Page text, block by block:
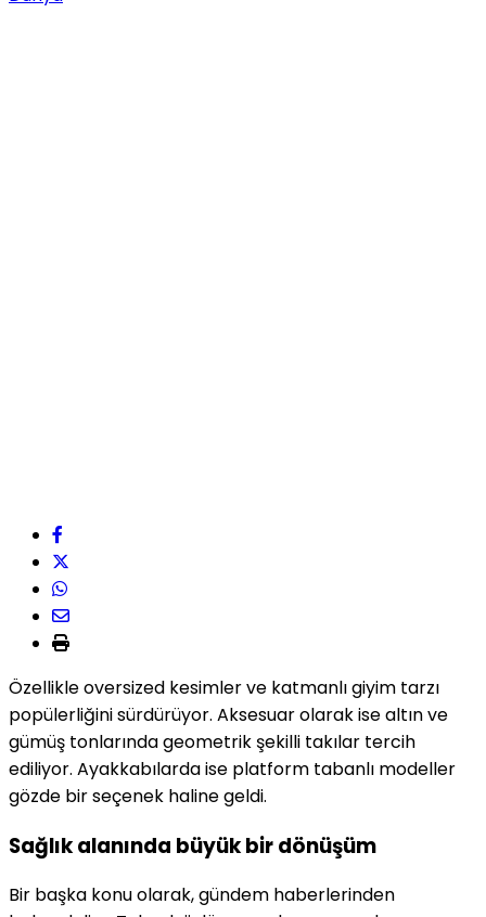
Özellikle oversized kesimler ve katmanlı giyim tarzı
popülerliğini sürdürüyor. Aksesuar olarak ise altın ve
gümüş tonlarında geometrik şekilli takılar tercih
ediliyor. Ayakkabılarda ise platform tabanlı modeller
gözde bir seçenek haline geldi.
Sağlık alanında büyük bir dönüşüm
Bir başka konu olarak, gündem haberlerinden